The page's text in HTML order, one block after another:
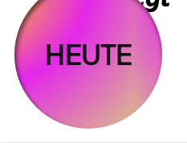
HEUTE